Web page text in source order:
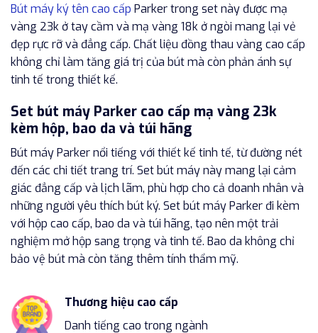
Bút máy ký tên cao cấp Parker trong set này được mạ
vàng 23k ở tay cầm và mạ vàng 18k ở ngòi mang lại vẻ
đẹp rực rỡ và đẳng cấp. Chất liệu đồng thau vàng cao cấp
không chỉ làm tăng giá trị của bút mà còn phản ánh sự
tinh tế trong thiết kế.
Set bút máy Parker cao cấp mạ vàng 23k
kèm hộp, bao da và túi hãng
Bút máy Parker nổi tiếng với thiết kế tinh tế, từ đường nét
đến các chi tiết trang trí. Set bút máy này mang lại cảm
giác đẳng cấp và lịch lãm, phù hợp cho cả doanh nhân và
những người yêu thích bút ký. Set bút máy Parker đi kèm
với hộp cao cấp, bao da và túi hãng, tạo nên một trải
nghiệm mở hộp sang trọng và tinh tế. Bao da không chỉ
bảo vệ bút mà còn tăng thêm tính thẩm mỹ.
Thương hiệu cao cấp
Danh tiếng cao trong ngành